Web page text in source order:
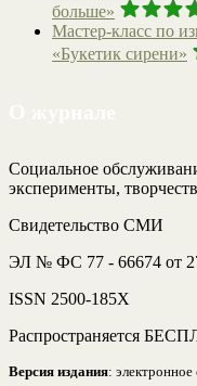
больше»
Мастер-класс по
«Букетик сирени»
Социальное
эксперименты,
Свидетельство СМИ
ЭЛ № ФС 77 - 66674 от
ISSN 2500-185Х
Распространяется
Версия издания: электронное